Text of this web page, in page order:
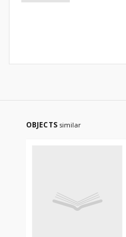
OBJECTS similar